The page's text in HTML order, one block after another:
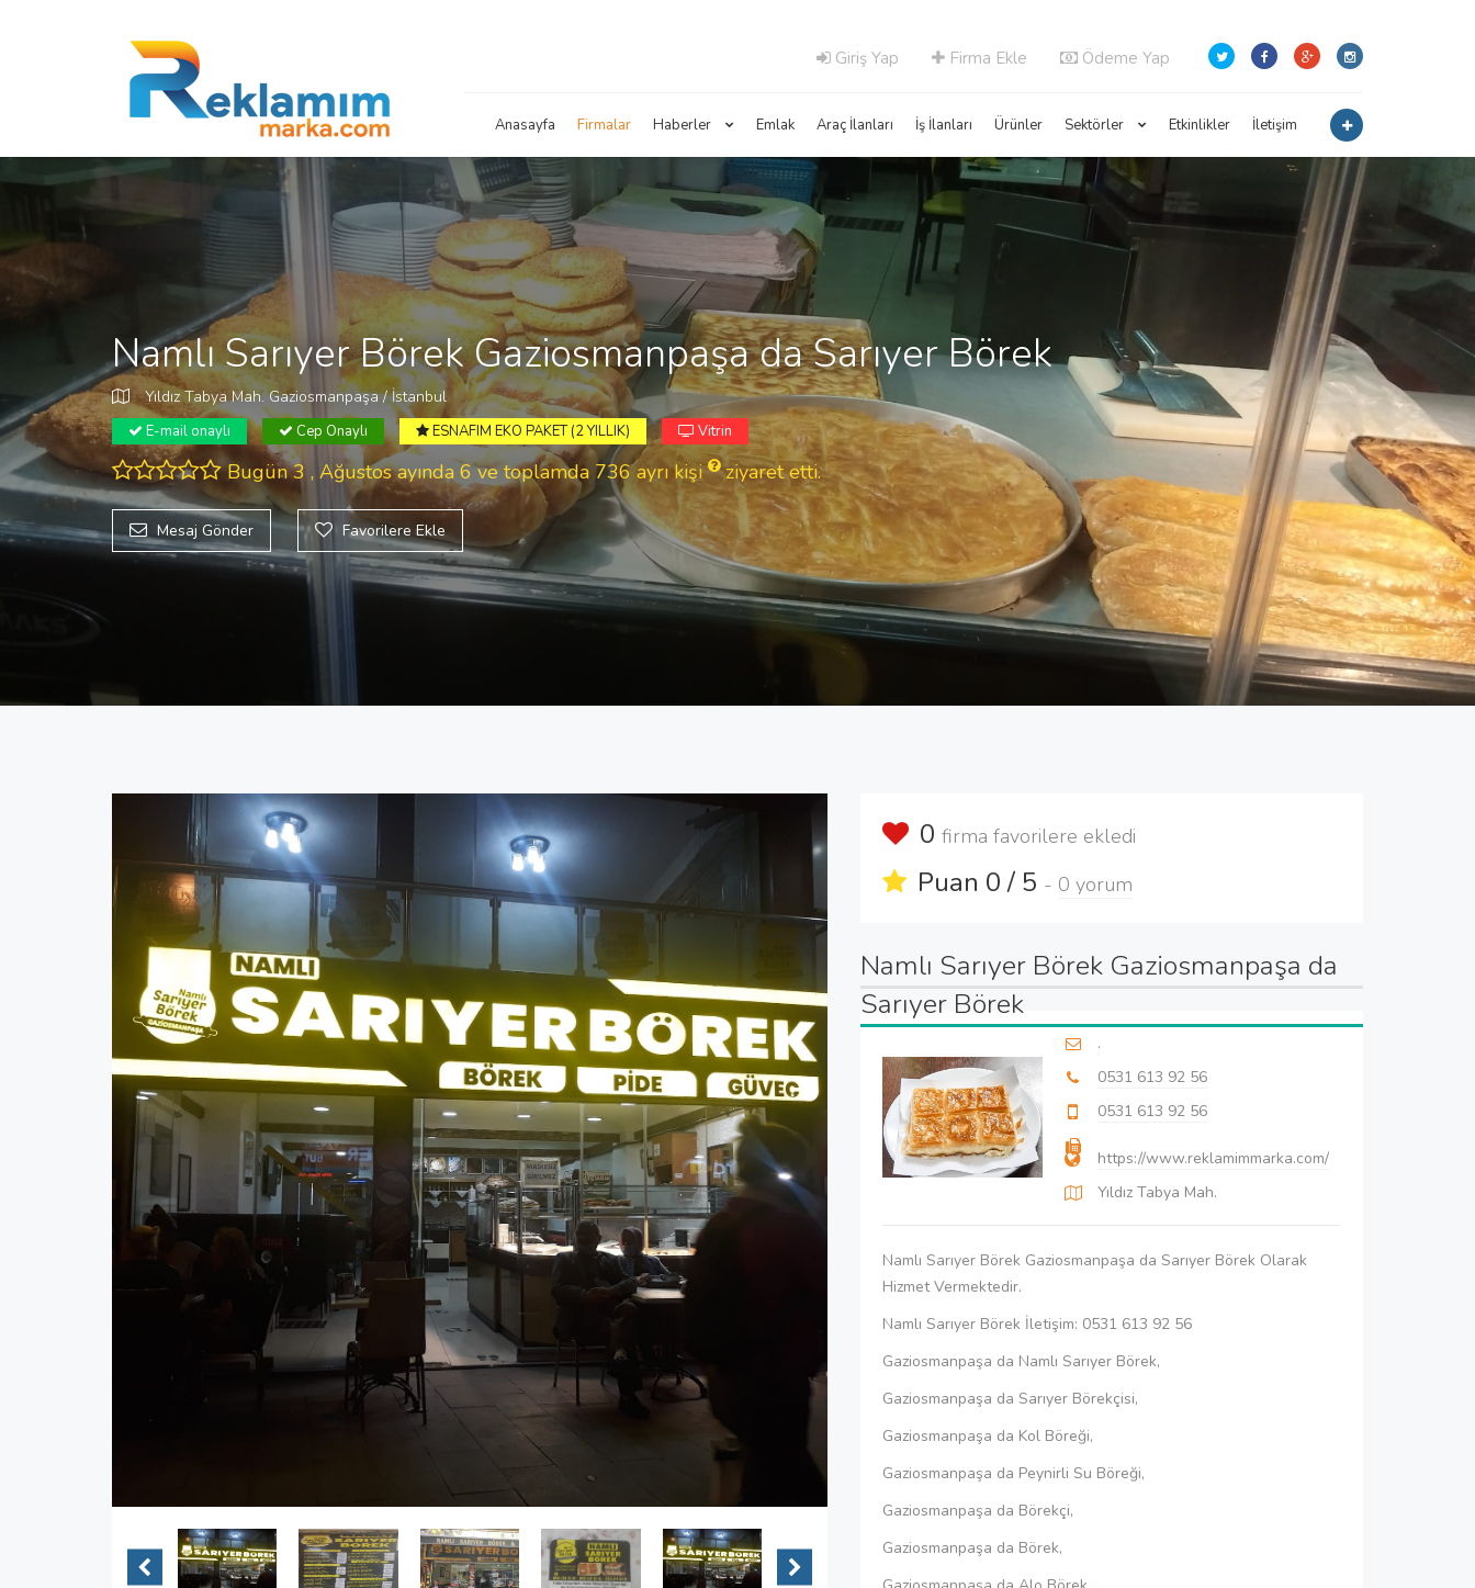
Giriş Yap Firma Ekle Ödeme Yap
Anasayfa Firmalar Haberler Emlak Araç İlanları İş İlanları Ürünler Sektörler Etkinlikler İletişim
Namlı Sarıyer Börek Gaziosmanpaşa da Sarıyer Börek
Yıldız Tabya Mah. Gaziosmanpaşa / İstanbul
E-mail onaylı Cep Onaylı ESNAFIM EKO PAKET (2 YILLIK) Vitrin
Bugün 3 , Ağustos ayında 6 ve toplamda 736ayrı kişi ziyaret etti.
Mesaj Gönder Favorilere Ekle
0firma favorilere ekledi
Puan 0 / 5 - 0 yorum
Namlı Sarıyer Börek Gaziosmanpaşa da
Sarıyer Börek
.
0531 613 92 56
0531 613 92 56
https://www.reklamimmarka.com/
Yıldız Tabya Mah.
Namlı Sarıyer Börek Gaziosmanpaşa da Sarıyer Börek Olarak
Hizmet Vermektedir.
Namlı Sarıyer Börek İletişim: 0531 613 92 56
Gaziosmanpaşa da Namlı Sarıyer Börek,
Gaziosmanpaşa da Sarıyer Börekçisi,
Gaziosmanpaşa da Kol Böreği,
Gaziosmanpaşa da Peynirli Su Böreği,
Gaziosmanpaşa da Börekçi,
Gaziosmanpaşa da Börek,